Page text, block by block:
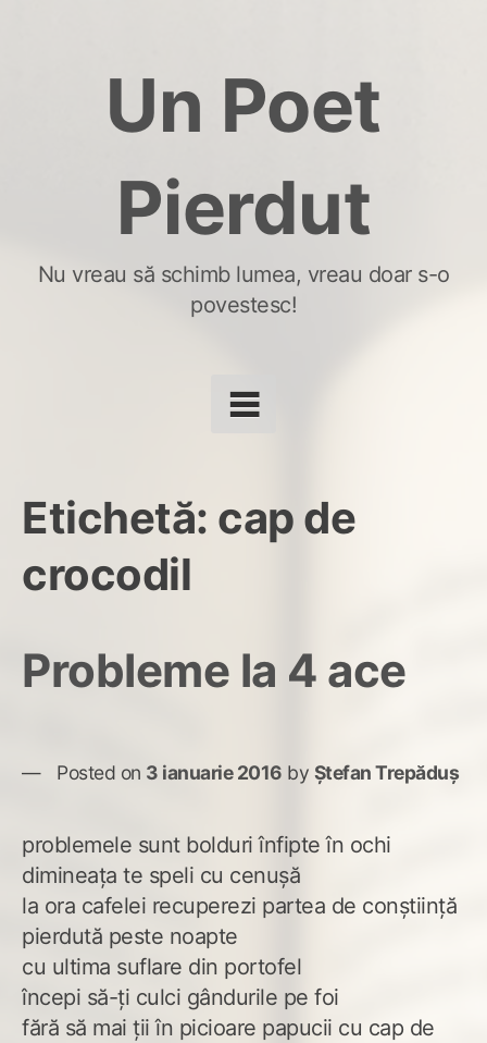
Un Poet
Pierdut
Nu vreau să schimb lumea, vreau doar s-o
povestesc!
Etichetă: cap de
crocodil
Probleme la 4 ace
Posted on 3 ianuarie 2016 by Ștefan Trepăduș
problemele sunt bolduri înfipte în ochi
dimineața te speli cu cenușă
la ora cafelei recuperezi partea de conștiință
pierdută peste noapte
cu ultima suflare din portofel
începi să-ți culci gândurile pe foi
fără să mai ții în picioare papucii cu cap de